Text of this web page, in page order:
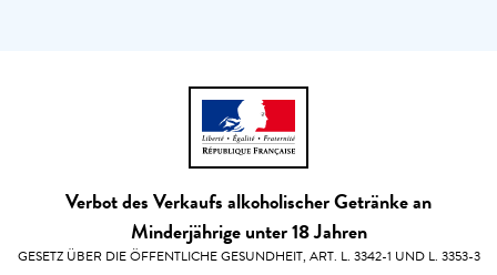
Verbot des Verkaufs alkoholischer Getränke an
Minderjährige unter 18 Jahren
GESETZ ÜBER DIE ÖFFENTLICHE GESUNDHEIT, ART. L. 3342-1 UND L. 3353-3